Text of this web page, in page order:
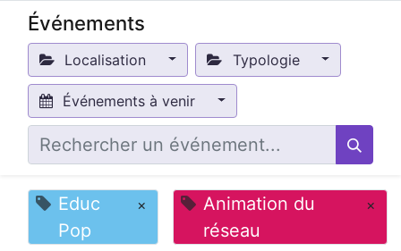
Événements
Localisation Typologie
Événements à venir
Educ
Pop
×
Animation du
réseau
×